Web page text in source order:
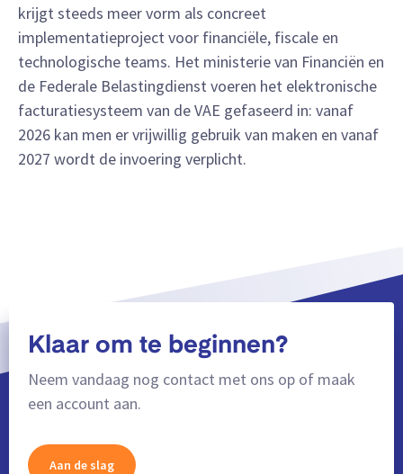
krijgt steeds meer vorm als concreet
implementatieproject voor financiële, fiscale en
technologische teams. Het ministerie van Financiën en
de Federale Belastingdienst voeren het elektronische
facturatiesysteem van de VAE gefaseerd in: vanaf
2026 kan men er vrijwillig gebruik van maken en vanaf
2027 wordt de invoering verplicht.
Klaar om te beginnen?
Neem vandaag nog contact met ons op of maak
een account aan.
Aan de slag